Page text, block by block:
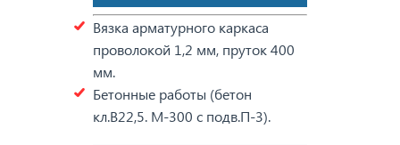
Вязка арматурного каркаса
проволокой 1,2 мм, пруток 400
мм.
Бетонные работы (бетон
кл.В22,5. М-300 с подв.П-3).